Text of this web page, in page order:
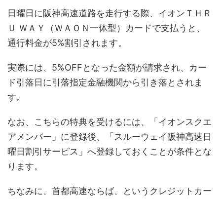
日曜日に阪神高速道路を走行する際、イオンＴＨＲ
Ｕ ＷＡＹ（ＷＡＯＮ一体型）カードで支払うと、
通行料金が5%割引されます。
実際には、5%OFFとなった金額が請求され、カー
ド引落日に引落指定金融機関から引き落とされま
す。
なお、こちらの特典を受けるには、「イオンスクエ
アメンバー」に登録後、「スルーウェイ阪神高速日
曜日割引サービス」へ登録しておくことが条件とな
ります。
ちなみに、首都高速ならば、というクレジットカー